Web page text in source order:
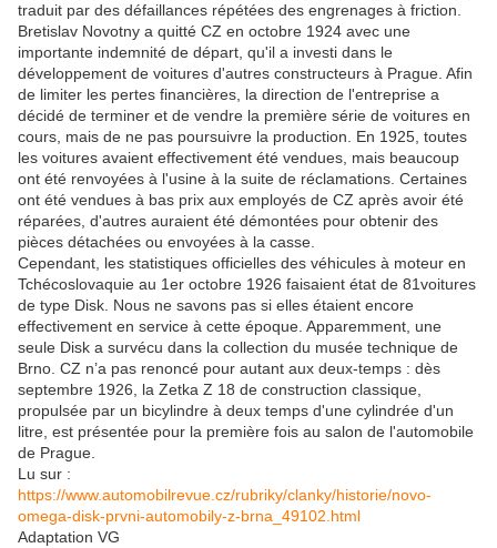
traduit par des défaillances répétées des engrenages à friction.
Bretislav Novotny a quitté CZ en octobre 1924 avec une
importante indemnité de départ, qu'il a investi dans le
développement de voitures d'autres constructeurs à Prague. Afin
de limiter les pertes financières, la direction de l'entreprise a
décidé de terminer et de vendre la première série de voitures en
cours, mais de ne pas poursuivre la production. En 1925, toutes
les voitures avaient effectivement été vendues, mais beaucoup
ont été renvoyées à l'usine à la suite de réclamations. Certaines
ont été vendues à bas prix aux employés de CZ après avoir été
réparées, d'autres auraient été démontées pour obtenir des
pièces détachées ou envoyées à la casse.
Cependant, les statistiques officielles des véhicules à moteur en
Tchécoslovaquie au 1er octobre 1926 faisaient état de 81voitures
de type Disk. Nous ne savons pas si elles étaient encore
effectivement en service à cette époque. Apparemment, une
seule Disk a survécu dans la collection du musée technique de
Brno. CZ n’a pas renoncé pour autant aux deux-temps : dès
septembre 1926, la Zetka Z 18 de construction classique,
propulsée par un bicylindre à deux temps d'une cylindrée d'un
litre, est présentée pour la première fois au salon de l'automobile
de Prague.
Lu sur :
https://www.automobilrevue.cz/rubriky/clanky/historie/novo-
omega-disk-prvni-automobily-z-brna_49102.html
Adaptation VG